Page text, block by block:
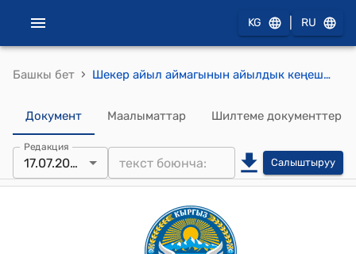
KG RU
Башкы бет › Шекер айыл аймагынын айылдык кеңешинин 2025-жылдын 17-июлундагы № 49 "Жеке менчик укуктары боюнча жеке үй куруу үчүн берилген жер участогунун менчигин мыйзамдаштыруу үчүн Кыргыз Республикасынын Жер кодексинин 12-беренесинин негизинде төмөнкү жарандын жер участогун мыйзамдаштыруу жөнүндө" токтому
Документ Маалыматтар Шилтеме документтер
Редакция
17.07.2025 Салыштыруу